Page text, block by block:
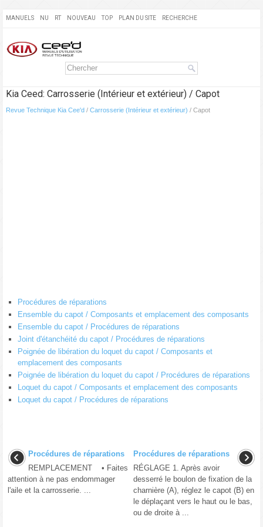
MANUELS NU RT NOUVEAU TOP PLAN DU SITE RECHERCHE
Kia Ceed: Carrosserie (Intérieur et extérieur) / Capot
Revue Technique Kia Cee'd / Carrosserie (Intérieur et extérieur) / Capot
Procédures de réparations
Ensemble du capot / Composants et emplacement des composants
Ensemble du capot / Procédures de réparations
Joint d'étanchéité du capot / Procédures de réparations
Poignée de libération du loquet du capot / Composants et
emplacement des composants
Poignée de libération du loquet du capot / Procédures de réparations
Loquet du capot / Composants et emplacement des composants
Loquet du capot / Procédures de réparations
Procédures de réparations
REMPLACEMENT • Faites
attention à ne pas endommager
l'aile et la carrosserie. ...
Procédures de réparations
RÉGLAGE 1. Après avoir
desserré le boulon de fixation de la
charnière (A), réglez le capot (B) en
le déplaçant vers le haut ou le bas,
ou de droite à ...